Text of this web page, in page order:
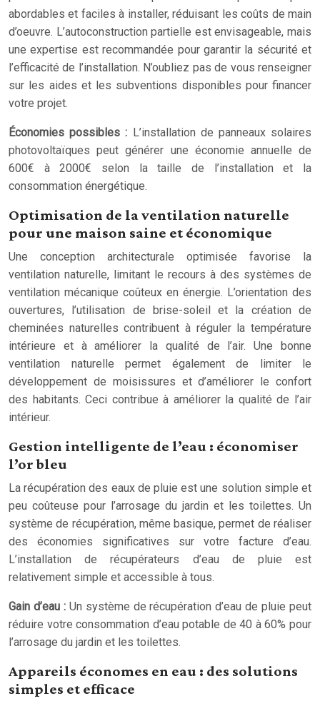
abordables et faciles à installer, réduisant les coûts de main
d’oeuvre. L’autoconstruction partielle est envisageable, mais
une expertise est recommandée pour garantir la sécurité et
l’efficacité de l’installation. N’oubliez pas de vous renseigner
sur les aides et les subventions disponibles pour financer
votre projet.
Économies possibles : L’installation de panneaux solaires
photovoltaïques peut générer une économie annuelle de
600€ à 2000€ selon la taille de l’installation et la
consommation énergétique.
Optimisation de la ventilation naturelle
pour une maison saine et économique
Une conception architecturale optimisée favorise la
ventilation naturelle, limitant le recours à des systèmes de
ventilation mécanique coûteux en énergie. L’orientation des
ouvertures, l’utilisation de brise-soleil et la création de
cheminées naturelles contribuent à réguler la température
intérieure et à améliorer la qualité de l’air. Une bonne
ventilation naturelle permet également de limiter le
développement de moisissures et d’améliorer le confort
des habitants. Ceci contribue à améliorer la qualité de l’air
intérieur.
Gestion intelligente de l’eau : économiser
l’or bleu
La récupération des eaux de pluie est une solution simple et
peu coûteuse pour l’arrosage du jardin et les toilettes. Un
système de récupération, même basique, permet de réaliser
des économies significatives sur votre facture d’eau.
L’installation de récupérateurs d’eau de pluie est
relativement simple et accessible à tous.
Gain d’eau : Un système de récupération d’eau de pluie peut
réduire votre consommation d’eau potable de 40 à 60% pour
l’arrosage du jardin et les toilettes.
Appareils économes en eau : des solutions
simples et efficace